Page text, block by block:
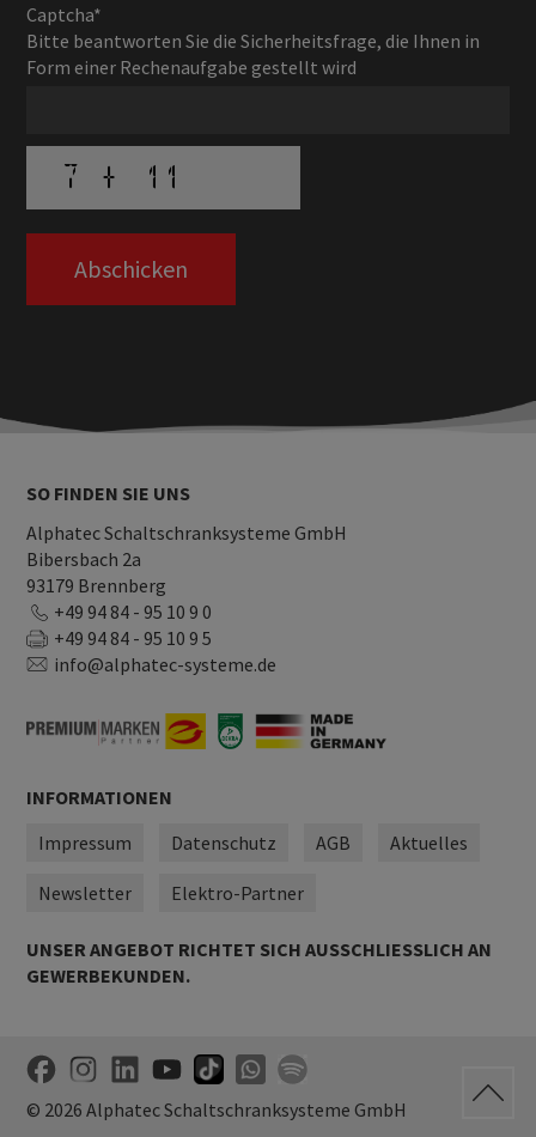
Captcha*
Bitte beantworten Sie die Sicherheitsfrage, die Ihnen in
Form einer Rechenaufgabe gestellt wird
SO FINDEN SIE UNS
Alphatec Schaltschranksysteme GmbH
Bibersbach 2a
93179 Brennberg
+49 94 84 - 95 10 9 0
+49 94 84 - 95 10 9 5
info@alphatec-systeme.de
INFORMATIONEN
Impressum
Datenschutz AGB Aktuelles
Newsletter Elektro-Partner
UNSER ANGEBOT RICHTET SICH AUSSCHLIESSLICH AN G
EWERBEKUNDEN.
© 2026 Alphatec Schaltschranksysteme GmbH